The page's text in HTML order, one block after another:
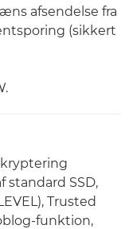
afsendelse fra
(sikkert
standard SSD,
Trusted
funktion,